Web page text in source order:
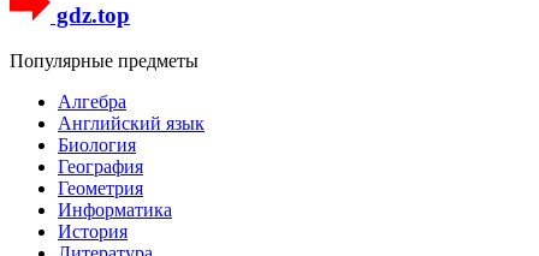
gdz.top
Популярные предметы
Алгебра
Английский язык
Биология
География
Геометрия
Информатика
История